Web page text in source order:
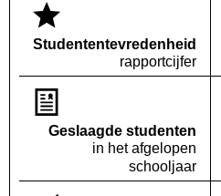
Studenten­tevredenheid
rapportcijfer
Geslaagde studenten
in het afgelopen
schooljaar